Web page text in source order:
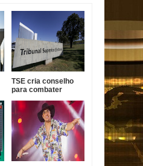
TSE cria conselho
para combater
indevido de IA